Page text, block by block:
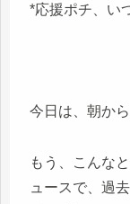
*応援ポチ、い
今日は、朝か
もう、こんな
ュースで、過